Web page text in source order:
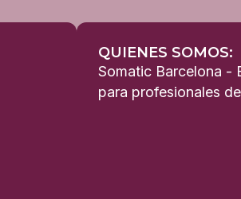
QUIENES SOMOS:
Somatic Barcelona -
para profesionales